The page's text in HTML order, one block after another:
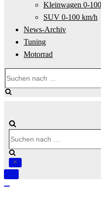
Kleinwagen 0-
SUV 0-100 km/h
News-Archiv
Tuning
Motorrad
nach …
nach …
Navigation